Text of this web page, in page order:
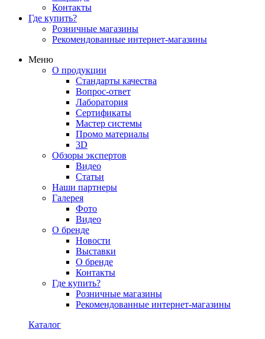
Контакты
Где купить?
Розничные магазины
Рекомендованные интернет-магазины
Меню
О продукции
Стандарты качества
Вопрос-ответ
Лаборатория
Сертификаты
Мастер системы
Промо материалы
3D
Обзоры экспертов
Видео
Статьи
Наши партнеры
Галерея
Фото
Видео
О бренде
Новости
Выставки
О бренде
Контакты
Где купить?
Розничные магазины
Рекомендованные интернет-магазины
Каталог